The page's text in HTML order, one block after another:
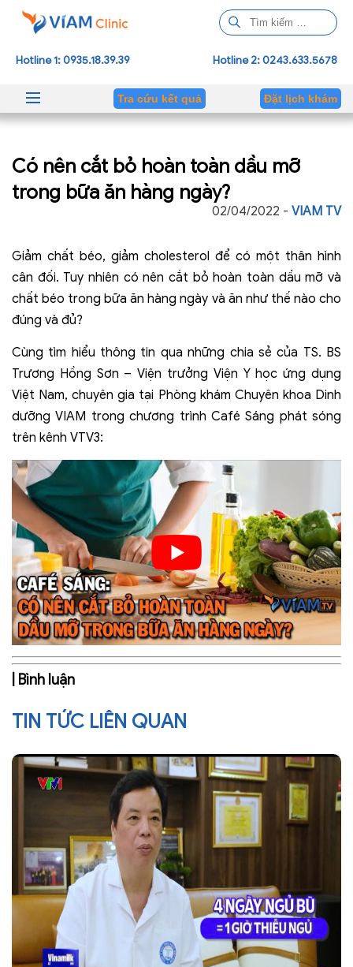
ì
m
h
Hotline 1: 0935.18.39.39 Hotline 2: 0243.633.5678
Tra cứu kết quả Đặt lịch khám
Có nên cắt bỏ hoàn toàn dầu mỡ
trong bữa ăn hàng ngày?
02/04/2022 - VIAM TV
Giảm chất béo, giảm cholesterol để có một thân hình
cân đối. Tuy nhiên có nên cắt bỏ hoàn toàn dầu mỡ và
chất béo trong bữa ăn hàng ngày và ăn như thế nào cho
đúng và đủ?
Cùng tìm hiểu thông tin qua những chia sẻ của TS. BS
Trương Hồng Sơn – Viện trưởng Viện Y học ứng dụng
Việt Nam, chuyên gia tại Phòng khám Chuyên khoa Dinh
dưỡng VIAM trong chương trình Café Sáng phát sóng
trên kênh VTV3:
| Bình luận
TIN TỨC LIÊN QUAN